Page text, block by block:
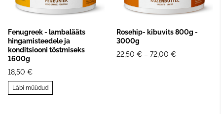
Fenugreek - lambalääts
hingamisteedele ja
konditsiooni tõstmiseks
1600g
18,50 €
Läbi müüdud
Rosehip- kibuvits 800g -
3000g
22,50 € – 72,00 €